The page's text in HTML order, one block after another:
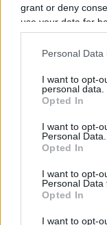
grant or deny
use your data for
consent section.
Personal
I want to opt-
personal data.
Opted In
I want to opt-
Personal Data.
Opted In
I want to opt-
Personal Data
Opted In
I want to opt-
nous,
d'amener
outils pour
capables de
bonne,
Le premier
la réception
À lire